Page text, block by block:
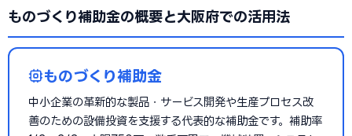
ものづくり補助金の概要と大阪府での活用法
ものづくり補助金
中小企業の革新的な製品・サービス開発や生産プロセス改
善のための設備投資を支援する代表的な補助金です。補助率